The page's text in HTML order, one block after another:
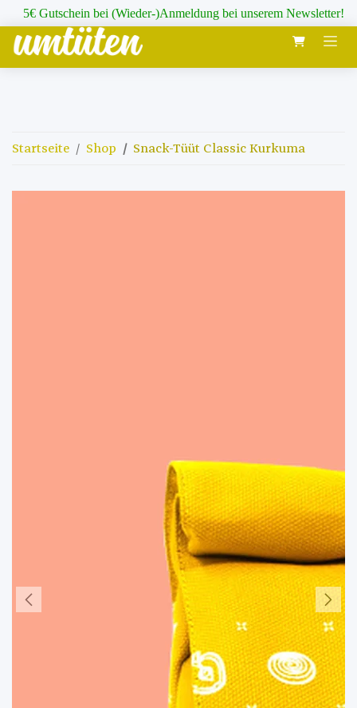
Zum Inhalt springen
5€ Gutschein bei (Wieder-)Anmeldung bei unserem Newsletter!
Startseite Shop Snack-Tüüt Classic Kurkuma